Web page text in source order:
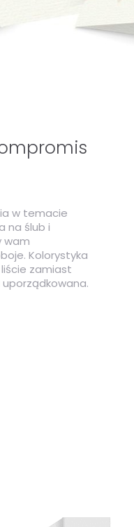
w temacie
na ślub i
wam
Kolorystyka
zamiast